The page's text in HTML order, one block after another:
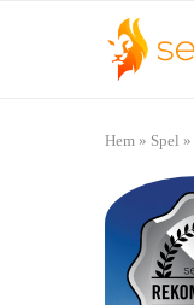
Hem » Spel »